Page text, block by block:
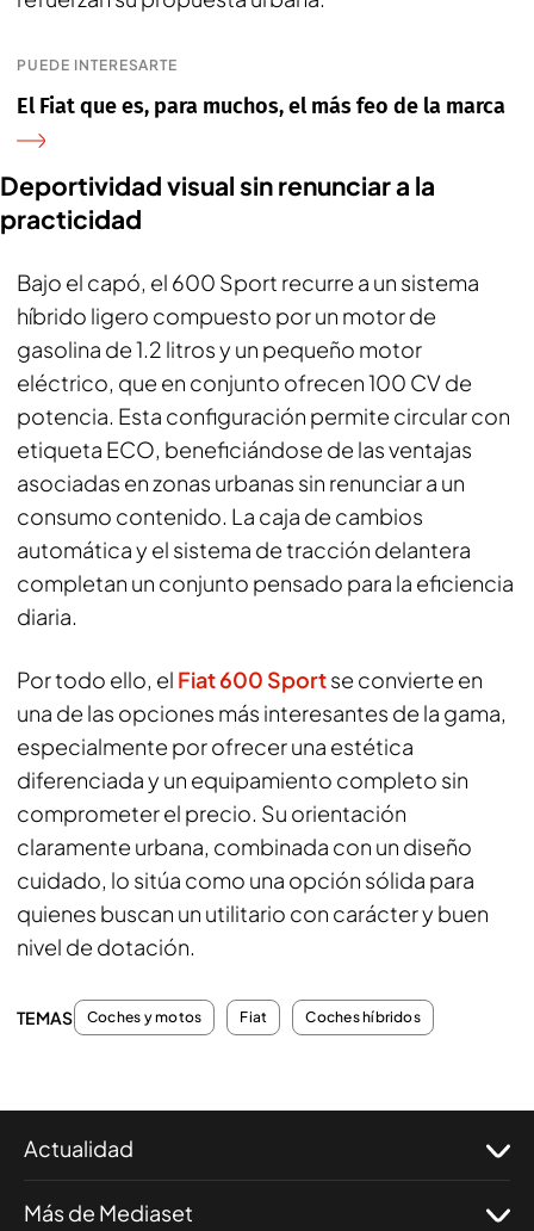
PUEDE INTERESARTE
El Fiat que es, para muchos, el más feo de la marca
Deportividad visual sin renunciar a la
practicidad
Bajo el capó, el 600 Sport recurre a un sistema
híbrido ligero compuesto por un motor de
gasolina de 1.2 litros y un pequeño motor
eléctrico, que en conjunto ofrecen 100 CV de
potencia. Esta configuración permite circular con
etiqueta ECO, beneficiándose de las ventajas
asociadas en zonas urbanas sin renunciar a un
consumo contenido. La caja de cambios
automática y el sistema de tracción delantera
completan un conjunto pensado para la eficiencia
diaria.
Por todo ello, el Fiat 600 Sportse convierte en
una de las opciones más interesantes de la gama,
especialmente por ofrecer una estética
diferenciada y un equipamiento completo sin
comprometer el precio. Su orientación
claramente urbana, combinada con un diseño
cuidado, lo sitúa como una opción sólida para
quienes buscan un utilitario con carácter y buen
nivel de dotación.
TEMAS Coches y motos Fiat Coches híbridos
Actualidad
Más de Mediaset